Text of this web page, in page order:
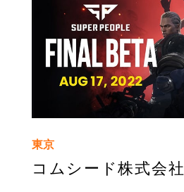
東京
コムシード株式会社